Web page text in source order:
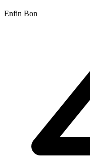
Enfin Bon